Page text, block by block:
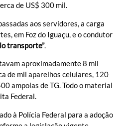
de US$ 300 mil.
aos servidores, a carga
em Foz do Iguaçu, e o condutor
transporte”.
aproximadamente 8 mil
de mil aparelhos celulares, 120
ampolas de TG. Todo o material
Federal.
à Polícia Federal para a adoção